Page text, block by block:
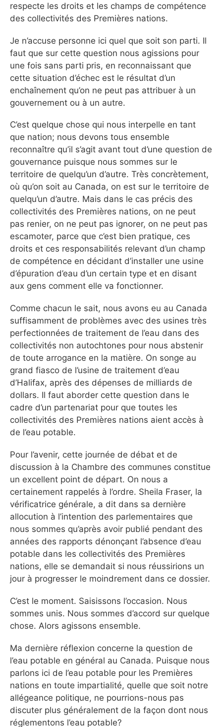
respecte les droits et les champs de compétence
des collectivités des Premières nations.
Je n’accuse personne ici quel que soit son parti. Il
faut que sur cette question nous agissions pour
une fois sans parti pris, en reconnaissant que
cette situation d’échec est le résultat d’un
enchaînement qu’on ne peut pas attribuer à un
gouvernement ou à un autre.
C’est quelque chose qui nous interpelle en tant
que nation; nous devons tous ensemble
reconnaître qu’il s’agit avant tout d’une question de
gouvernance puisque nous sommes sur le
territoire de quelqu’un d’autre. Très concrètement,
où qu’on soit au Canada, on est sur le territoire de
quelqu’un d’autre. Mais dans le cas précis des
collectivités des Premières nations, on ne peut
pas renier, on ne peut pas ignorer, on ne peut pas
escamoter, parce que c’est bien pratique, ces
droits et ces responsabilités relevant d’un champ
de compétence en décidant d’installer une usine
d’épuration d’eau d’un certain type et en disant
aux gens comment elle va fonctionner.
Comme chacun le sait, nous avons eu au Canada
suffisamment de problèmes avec des usines très
perfectionnées de traitement de l’eau dans des
collectivités non autochtones pour nous abstenir
de toute arrogance en la matière. On songe au
grand fiasco de l’usine de traitement d’eau
d’Halifax, après des dépenses de milliards de
dollars. Il faut aborder cette question dans le
cadre d’un partenariat pour que toutes les
collectivités des Premières nations aient accès à
de l’eau potable.
Pour l’avenir, cette journée de débat et de
discussion à la Chambre des communes constitue
un excellent point de départ. On nous a
certainement rappelés à l’ordre. Sheila Fraser, la
vérificatrice générale, a dit dans sa dernière
allocution à l’intention des parlementaires que
nous sommes qu’après avoir publié pendant des
années des rapports dénonçant l’absence d’eau
potable dans les collectivités des Premières
nations, elle se demandait si nous réussirions un
jour à progresser le moindrement dans ce dossier.
C’est le moment. Saisissons l’occasion. Nous
sommes unis. Nous sommes d’accord sur quelque
chose. Alors agissons ensemble.
Ma dernière réflexion concerne la question de
l’eau potable en général au Canada. Puisque nous
parlons ici de l’eau potable pour les Premières
nations en toute impartialité, quelle que soit notre
allégeance politique, ne pourrions-nous pas
discuter plus généralement de la façon dont nous
réglementons l’eau potable?